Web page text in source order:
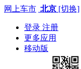
网上车市 北京 [切换]
登录 注册
更多应用
移动版